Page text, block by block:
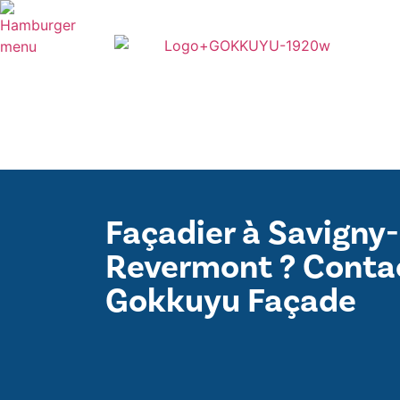
Façadier à
Revermont ?
Gokkuyu Façade